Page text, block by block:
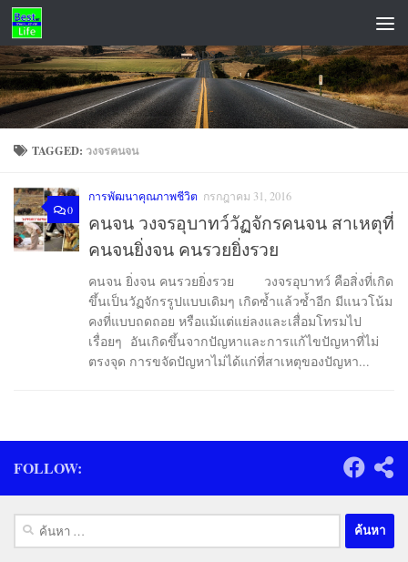
Skip to content
ADS
TAGGED: วงจรคนจน
0
การพัฒนาคุณภาพชีวิต กรกฎาคม 31, 2016
คนจน วงจรอุบาทว์วัฏจักรคนจน สาเหตุที่
คนจนยิ่งจน คนรวยยิ่งรวย
คนจน ยิ่งจน คนรวยยิ่งรวย วงจรอุบาทว์ คือสิ่งที่เกิด
ขึ้นเป็นวัฏจักรรูปแบบเดิมๆ เกิดซ้ำแล้วซ้ำอีก มีแนวโน้ม
คงที่แบบถดถอย หรือแม้แต่แย่ลงและเสื่อมโทรมไป
เรื่อยๆ อันเกิดขึ้นจากปัญหาและการแก้ไขปัญหาที่ไม่
ตรงจุด การขจัดปัญหาไม่ได้แก่ที่สาเหตุของปัญหา...
FOLLOW:
ค้นหา
สำหรับ: